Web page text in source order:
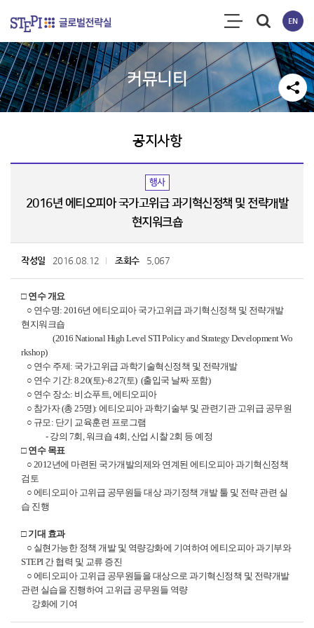
커뮤니티
공지사항
행사
2016년 에티오피아 국가고위급 과기혁신정책 및 전략개발
현지워크숍
작성일 2016.08.12 조회수 5,067
□ 연수 개요
○ 연수명: 2016년 에티오피아 국가고위급 과기혁신정책 및 전략개발
현지워크숍
(2016 National High Level STI Policy and Strategy Development Wo
rkshop)
○ 연수 주제: 국가고위급 과학기술혁신정책 및 전략개발
○ 연수 기간: 8.20(토)~8.27(토) (출입국 날짜 포함)
○ 연수 장소: 비쇼푸트, 에티오피아
○ 참가자 (총 25명): 에티오피아 과학기술부 및 관련기관 고위급 공무원
○ 규모: 단기 교육훈련 프로그램
- 강의 7회, 워크숍 4회, 산업 시찰 2회 등 예정
□ 연수 목표
○ 2012년에 마련된 국가개발의제와 연계된 에티오피아 과기혁신정책
검토
○ 에티오피아 고위급 공무원들 대상 과기정책 개발 툴 및 전략 관련 실
습 진행
□ 기대 효과
○ 실현가능한 정책 개발 및 역량강화에 기여하여 에티오피아 과기부와
STEPI 간 협력 및 교류 증진
○ 에티오피아 고위급 공무원들을 대상으로 과기혁신정책 및 전략개발
관련 실습을 진행하여 고위급 공무원들 역량
강화에 기여